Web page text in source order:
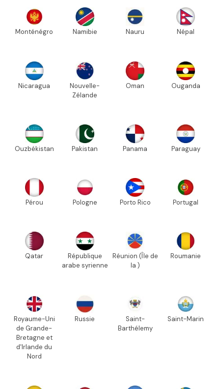
Monténégro Namibie Nauru Népal
Nicaragua
Nouvelle-
Zélande
Oman Ouganda
Ouzbékistan Pakistan Panama Paraguay
Pérou Pologne Porto Rico Portugal
Qatar
République
arabe syrienne
Réunion (Île de
la )
Roumanie
Royaume-Uni
de Grande-
Bretagne et
d'Irlande du
Nord
Russie
Saint-
Barthélemy
Saint-Marin